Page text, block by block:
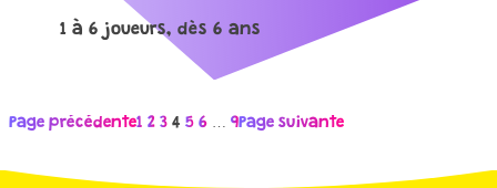
1 à 6 joueurs, dès 6 ans
Page précédente1 2 3 4 5 6 … 9Page suivante